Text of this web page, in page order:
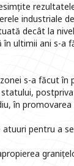
industriale
decât la
în ultimii ani s-a
s-a făcut
în
atuuri pentru a